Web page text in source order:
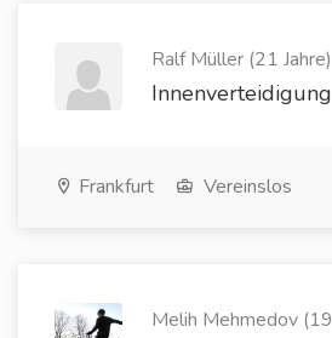
Ralf Müller (21 Jahre)
Innenverteidigung
Frankfurt Vereinslos
Melih Mehmedov (19